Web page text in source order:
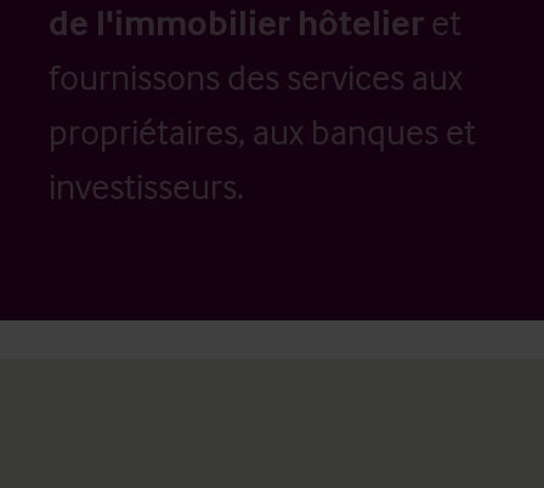
de l'immobilier hôtelier et
fournissons des services aux
propriétaires, aux banques et
investisseurs.